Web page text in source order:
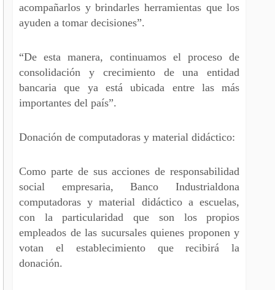
acompañarlos y brindarles herramientas que los
ayuden a tomar decisiones”.
“De esta manera, continuamos el proceso de
consolidación y crecimiento de una entidad
bancaria que ya está ubicada entre las más
importantes del país”.
Donación de computadoras y material didáctico:
Como parte de sus acciones de responsabilidad
social empresaria, Banco Industrialdona
computadoras y material didáctico a escuelas,
con la particularidad que son los propios
empleados de las sucursales quienes proponen y
votan el establecimiento que recibirá la
donación.